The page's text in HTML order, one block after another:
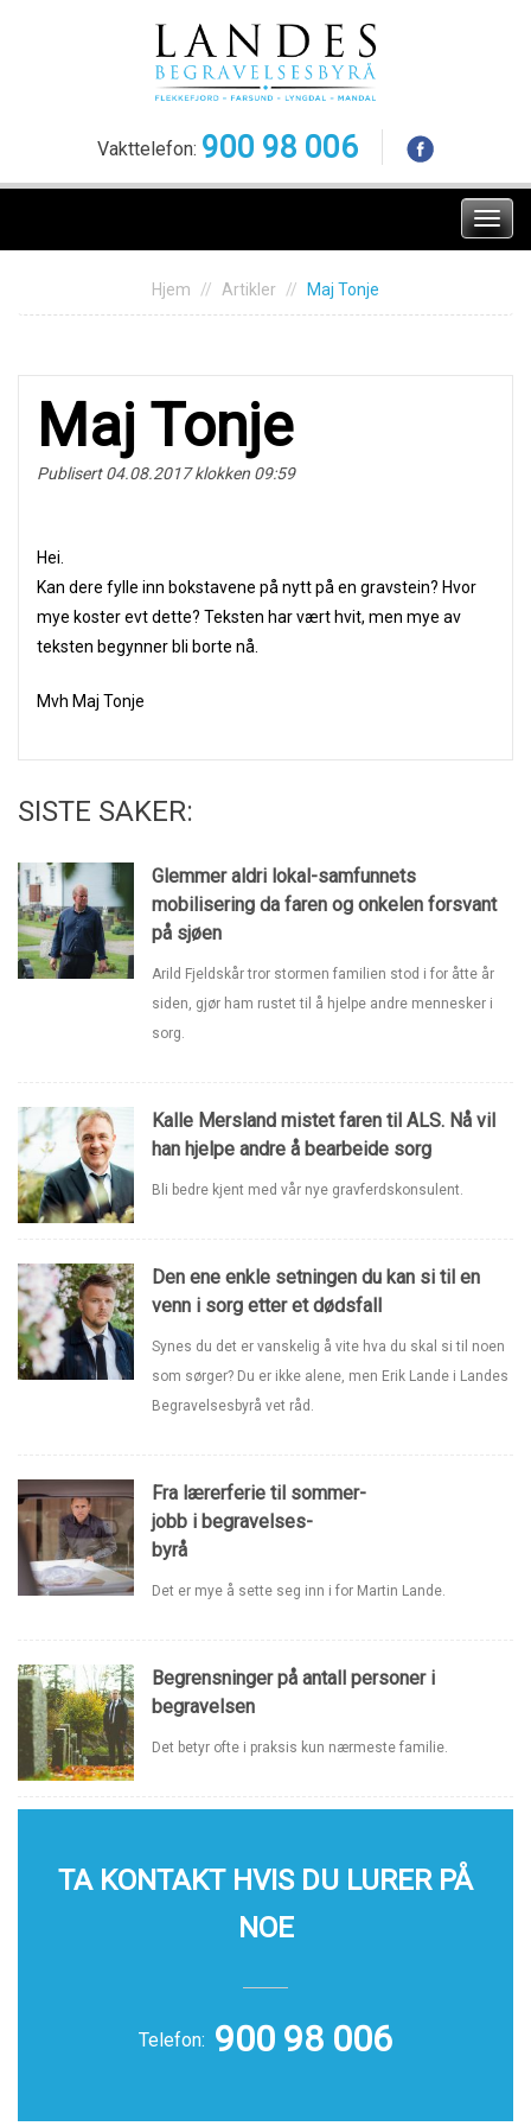
Vakttelefon: 900 98 006
Meny
Hjem Artikler Maj Tonje
Maj Tonje
Publisert 04.08.2017 klokken 09:59
Hei.
Kan dere fylle inn bokstavene på nytt på en gravstein? Hvor
mye koster evt dette? Teksten har vært hvit, men mye av
teksten begynner bli borte nå.
Mvh Maj Tonje
SISTE SAKER:
Glemmer aldri lokal-samfunnets
mobilisering da faren og onkelen forsvant
på sjøen
Arild Fjeldskår tror stormen familien stod i for åtte år
siden, gjør ham rustet til å hjelpe andre mennesker i
sorg.
Kalle Mersland mistet faren til ALS. Nå vil
han hjelpe andre å bearbeide sorg
Bli bedre kjent med vår nye gravferdskonsulent.
Den ene enkle setningen du kan si til en
venn i sorg etter et dødsfall
Synes du det er vanskelig å vite hva du skal si til noen
som sørger? Du er ikke alene, men Erik Lande i Landes
Begravelsesbyrå vet råd.
Fra lærerferie til sommer-
jobb i begravelses-
byrå
Det er mye å sette seg inn i for Martin Lande.
Begrensninger på antall personer i
begravelsen
Det betyr ofte i praksis kun nærmeste familie.
TA KONTAKT HVIS DU LURER PÅ
NOE
Telefon: 900 98 006